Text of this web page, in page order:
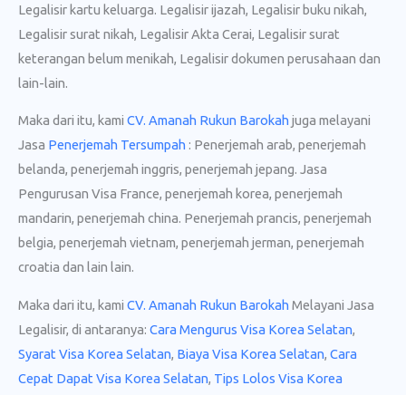
Legalisir kartu keluarga. Legalisir ijazah, Legalisir buku nikah,
Legalisir surat nikah, Legalisir Akta Cerai, Legalisir surat
keterangan belum menikah, Legalisir dokumen perusahaan dan
lain-lain.
Maka dari itu, kami CV. Amanah Rukun Barokah juga melayani
Jasa Penerjemah Tersumpah : Penerjemah arab, penerjemah
belanda, penerjemah inggris, penerjemah jepang. Jasa
Pengurusan Visa France, penerjemah korea, penerjemah
mandarin, penerjemah china. Penerjemah prancis, penerjemah
belgia, penerjemah vietnam, penerjemah jerman, penerjemah
croatia dan lain lain.
Maka dari itu, kami CV. Amanah Rukun Barokah Melayani Jasa
Legalisir, di antaranya: Cara Mengurus Visa Korea Selatan,
Syarat Visa Korea Selatan, Biaya Visa Korea Selatan, Cara
Cepat Dapat Visa Korea Selatan, Tips Lolos Visa Korea